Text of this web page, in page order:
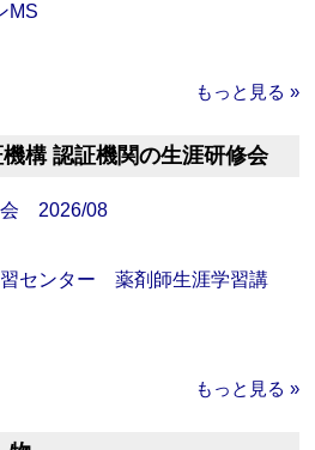
MS
もっと見る »
構 認証機関の生涯研修会
2026/08
センター 薬剤師生涯学習講
もっと見る »